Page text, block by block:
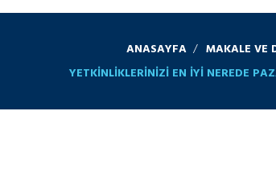
ANASAYFA
MAKALE VE
YETKINLIKLERINIZI EN IYI NEREDE